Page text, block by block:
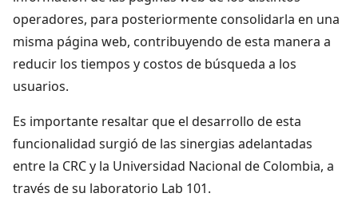
operadores, para posteriormente consolidarla en una
misma página web, contribuyendo de esta manera a
reducir los tiempos y costos de búsqueda a los
usuarios.
Es importante resaltar que el desarrollo de esta
funcionalidad surgió de las sinergias adelantadas
entre la CRC y la Universidad Nacional de Colombia, a
través de su laboratorio Lab 101.